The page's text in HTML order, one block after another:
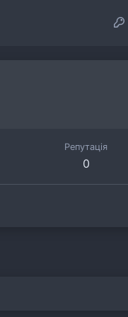
Репутація
0